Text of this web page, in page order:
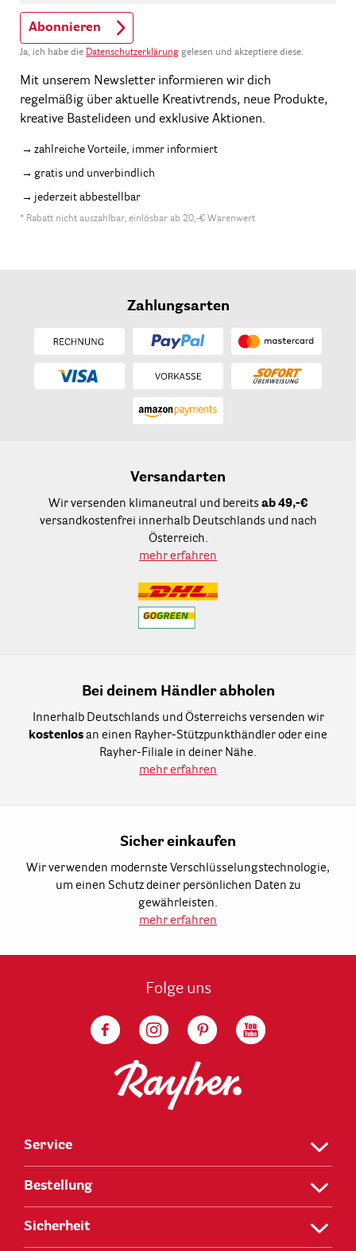
Abonnieren
Ja, ich habe die Datenschutzerklärung gelesen und akzeptiere diese.
Mit unserem Newsletter informieren wir dich
regelmäßig über aktuelle Kreativtrends, neue Produkte,
kreative Bastelideen und exklusive Aktionen.
zahlreiche Vorteile, immer informiert
gratis und unverbindlich
jederzeit abbestellbar
* Rabatt nicht auszahlbar, einlösbar ab 20,-€ Warenwert
Zahlungsarten
Versandarten
Wir versenden klimaneutral und bereits ab 49,-€
versandkostenfrei innerhalb Deutschlands und nach
Österreich.
mehr erfahren
Bei deinem Händler abholen
Innerhalb Deutschlands und Österreichs versenden wir
kostenlos an einen Rayher-Stützpunkthändler oder eine
Rayher-Filiale in deiner Nähe.
mehr erfahren
Sicher einkaufen
Wir verwenden modernste Verschlüsselungstechnologie,
um einen Schutz deiner persönlichen Daten zu
gewährleisten.
mehr erfahren
Folge uns
Service
Bestellung
Sicherheit